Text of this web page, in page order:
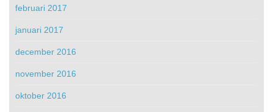
februari 2017
januari 2017
december 2016
november 2016
oktober 2016